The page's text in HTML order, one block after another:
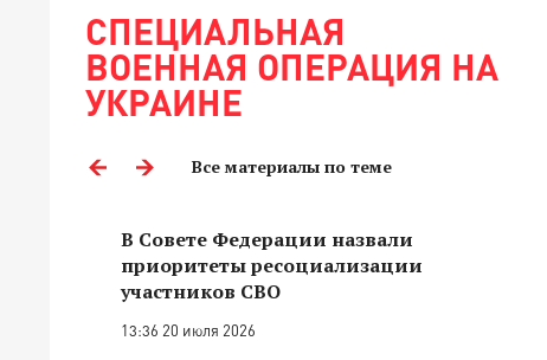
СПЕЦИАЛЬНАЯ
ВОЕННАЯ ОПЕРАЦИЯ НА
УКРАИНЕ
Все материалы по теме
В Совете Федерации назвали
приоритеты ресоциализации
участников СВО
13:36 20 июля 2026